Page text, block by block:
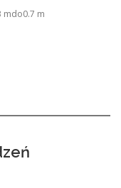
mdo0.7 m